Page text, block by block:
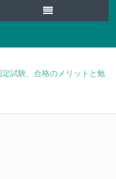
定試験、合格のメリットと勉